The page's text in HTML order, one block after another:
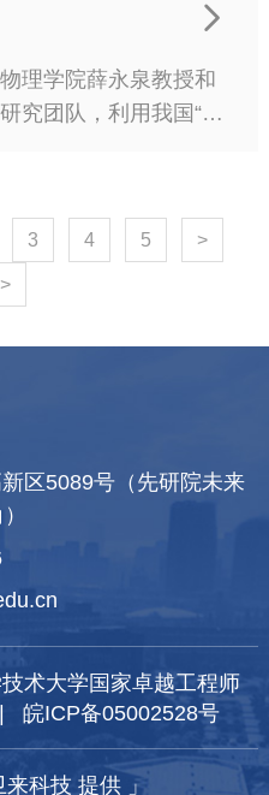
际任务，仍是当前国
特别是，许多量子算
线路实现，而在当前
）设备上，这类深层
用手指触摸与操作”提
SizeSix-
机电一体化汇
安全人机交互的关键
依赖阵列式分布传感
型实现内生触觉感知
），以更简洁的系统
1）。图1

理学院薛永泉教授和
究团队，利用我国“天
均呈现耀发的位于星系
解事件，为搜寻宇宙
供了关键线索。研究成
）上，并入选《自
）。当前宇
在显著断层：一端是
黑洞，另一端是百万
量黑洞。一般认为，
洞并非真实数量稀
手段，极难被发现。
速发展，潮汐瓦解事
量黑洞新的有效手
动至黑洞附近时
3 4 5 >
区5089号（先研院未来
术大学国家卓越工程师
| 皖ICP备05002528号
来科技 提供」